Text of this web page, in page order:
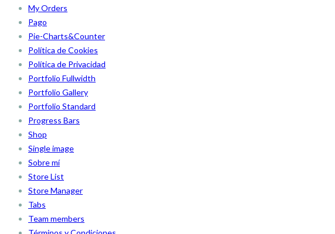
My Orders
Pago
Pie-Charts&Counter
Política de Cookies
Política de Privacidad
Portfolio Fullwidth
Portfolio Gallery
Portfolio Standard
Progress Bars
Shop
Single image
Sobre mí
Store List
Store Manager
Tabs
Team members